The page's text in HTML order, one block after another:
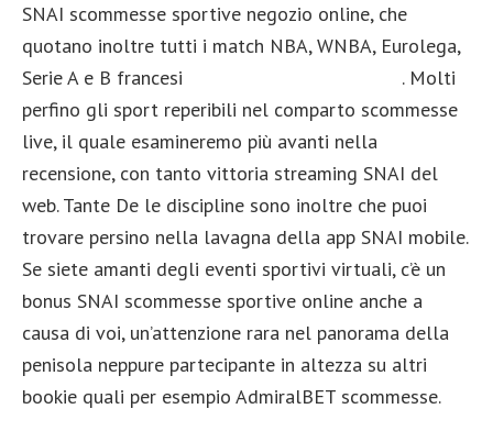
SNAI scommesse sportive negozio online, che
quotano inoltre tutti i match NBA, WNBA, Eurolega,
Serie A e B francesi
. Molti
perfino gli sport reperibili nel comparto scommesse
live, il quale esamineremo più avanti nella
recensione, con tanto vittoria streaming SNAI del
web. Tante De le discipline sono inoltre che puoi
trovare persino nella lavagna della app SNAI mobile.
Se siete amanti degli eventi sportivi virtuali, c’è un
bonus SNAI scommesse sportive online anche a
causa di voi, un’attenzione rara nel panorama della
penisola neppure partecipante in altezza su altri
bookie quali per esempio AdmiralBET scommesse.